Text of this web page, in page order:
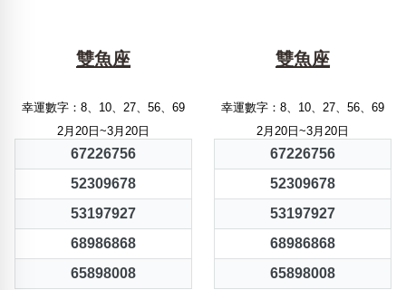
雙魚座
幸運數字：8、10、27、56、69
2月20日~3月20日
67226756
52309678
53197927
68986868
65898008
雙魚座
幸運數字：8、10、27、56、69
2月20日~3月20日
67226756
52309678
53197927
68986868
65898008